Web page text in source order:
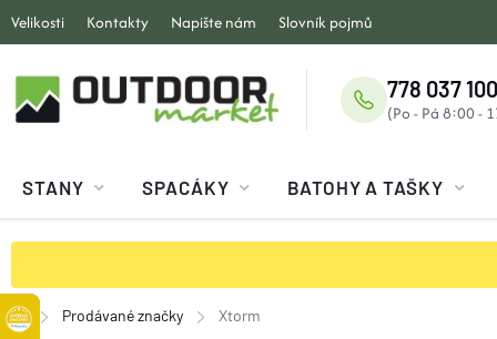
Přejít
na
obsah
Velikosti Kontakty Napište nám Slovník pojmů
778 037
STANY SPACÁKY BATOHY A TAŠKY
Domů
Prodávané značky Xtorm